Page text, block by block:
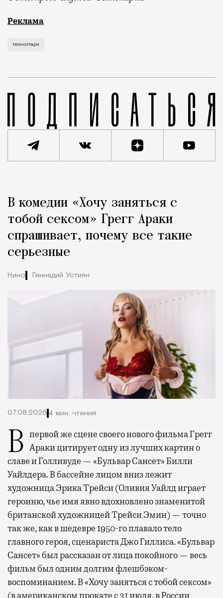
Рекламные кампании техники редко выходят за
Реклама
технопарк
Город
В комедии «Хочу заняться с
тобой сексом» Грегг Араки
спрашивает, почему все такие
серьезные
Кино Геннадий Устиян
07.08.2026 4 мин. чтения
В первой же сцене своего нового фильма Грегг Араки цитирует одну из лучших картин о
славе и Голливуде — «Бульвар Сансет» Билли
Уайлдера. В бассейне лицом вниз лежит
художница Эрика Трейси (Оливия Уайлд играет
героиню, чье имя явно вдохновлено знаменитой
британской художницей Трейси Эмин) — точно
так же, как в шедевре 1950-го плавало тело
главного героя, сценариста Джо Гиллиса. «Бульвар
Сансет» был рассказан от лица покойного — весь
фильм был одним долгим флешбэком-
воспоминанием. В «Хочу заняться с тобой сексом»
(в американском прокате с 31 июля, в России